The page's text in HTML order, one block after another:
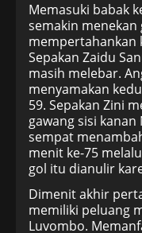
Memasuki babak
semakin menekan
mempertahankan
Sepakan Zaidu
masih melebar.
menyamakan
59. Sepakan Zini
gawang sisi
sempat
menit ke-75
gol itu dianulir
Dimenit akhir
memiliki peluang
Luvombo.